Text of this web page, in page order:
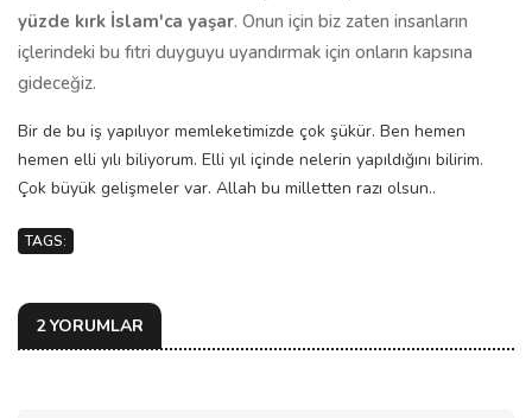
yüzde kırk İslam'ca yaşar. Onun için biz zaten insanların
içlerindeki bu fıtri duyguyu uyandırmak için onların kapsına
gideceğiz.
Bir de bu iş yapılıyor memleketimizde çok şükür. Ben hemen
hemen elli yılı biliyorum. Elli yıl içinde nelerin yapıldığını bilirim.
Çok büyük gelişmeler var. Allah bu milletten razı olsun..
TAGS:
2 YORUMLAR